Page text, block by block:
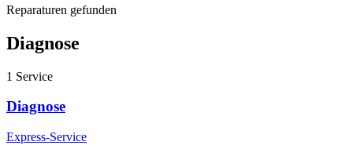
Reparaturen gefunden
Diagnose
1 Service
Diagnose
Express-Service